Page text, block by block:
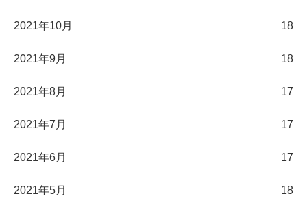
2021年10月 18
2021年9月 18
2021年8月 17
2021年7月 17
2021年6月 17
2021年5月 18